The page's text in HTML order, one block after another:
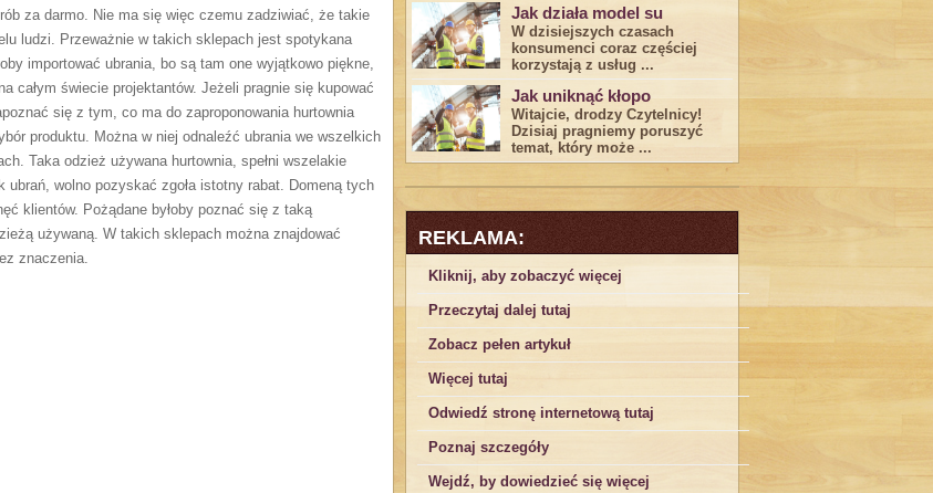
za darmo. Nie ma się więc czemu zadziwiać, że takie
ludzi. Przeważnie w takich sklepach jest spotykana
importować ubrania, bo są tam one wyjątkowo piękne,
całym świecie projektantów. Jeżeli pragnie się kupować
się z tym, co ma do zaproponowania hurtownia
produktu. Można w niej odnaleźć ubrania we wszelkich
Taka odzież używana hurtownia, spełni wszelakie
wolno pozyskać zgoła istotny rabat. Domeną tych
klientów. Pożądane byłoby poznać się z taką
używaną. W takich sklepach można znajdować
znaczenia.
Jak działa model su
W dzisiejszych czasach
konsumenci ‌coraz częściej
korzystają z usług⁤ ...
Jak uniknąć kłopo
Witajcie, drodzy Czytelnicy!
Dzisiaj pragniemy poruszyć
temat, który może ...
REKLAMA:
Kliknij, aby zobaczyć więcej
Przeczytaj dalej tutaj
Zobacz pełen artykuł
Więcej tutaj
Odwiedź stronę internetową tutaj
Poznaj szczegóły
Wejdź, by dowiedzieć się więcej